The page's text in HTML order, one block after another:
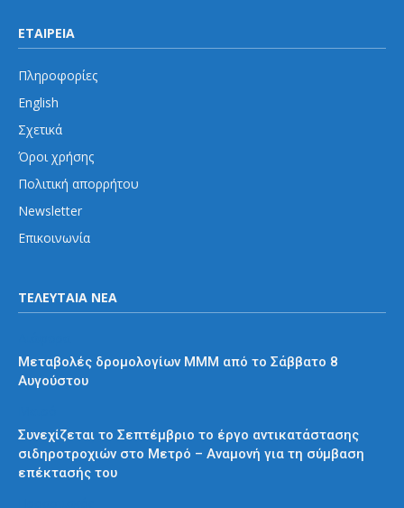
ΕΤΑΙΡΕΙΑ
Πληροφορίες
English
Σχετικά
Όροι χρήσης
Πολιτική απορρήτου
Newsletter
Επικοινωνία
ΤΕΛΕΥΤΑΙΑ ΝΕΑ
Μεταβολές δρομολογίων ΜΜΜ από το Σάββατο 8
Αυγούστου
Συνεχίζεται το Σεπτέμβριο το έργο αντικατάστασης
σιδηροτροχιών στο Μετρό – Αναμονή για τη σύμβαση
επέκτασής του